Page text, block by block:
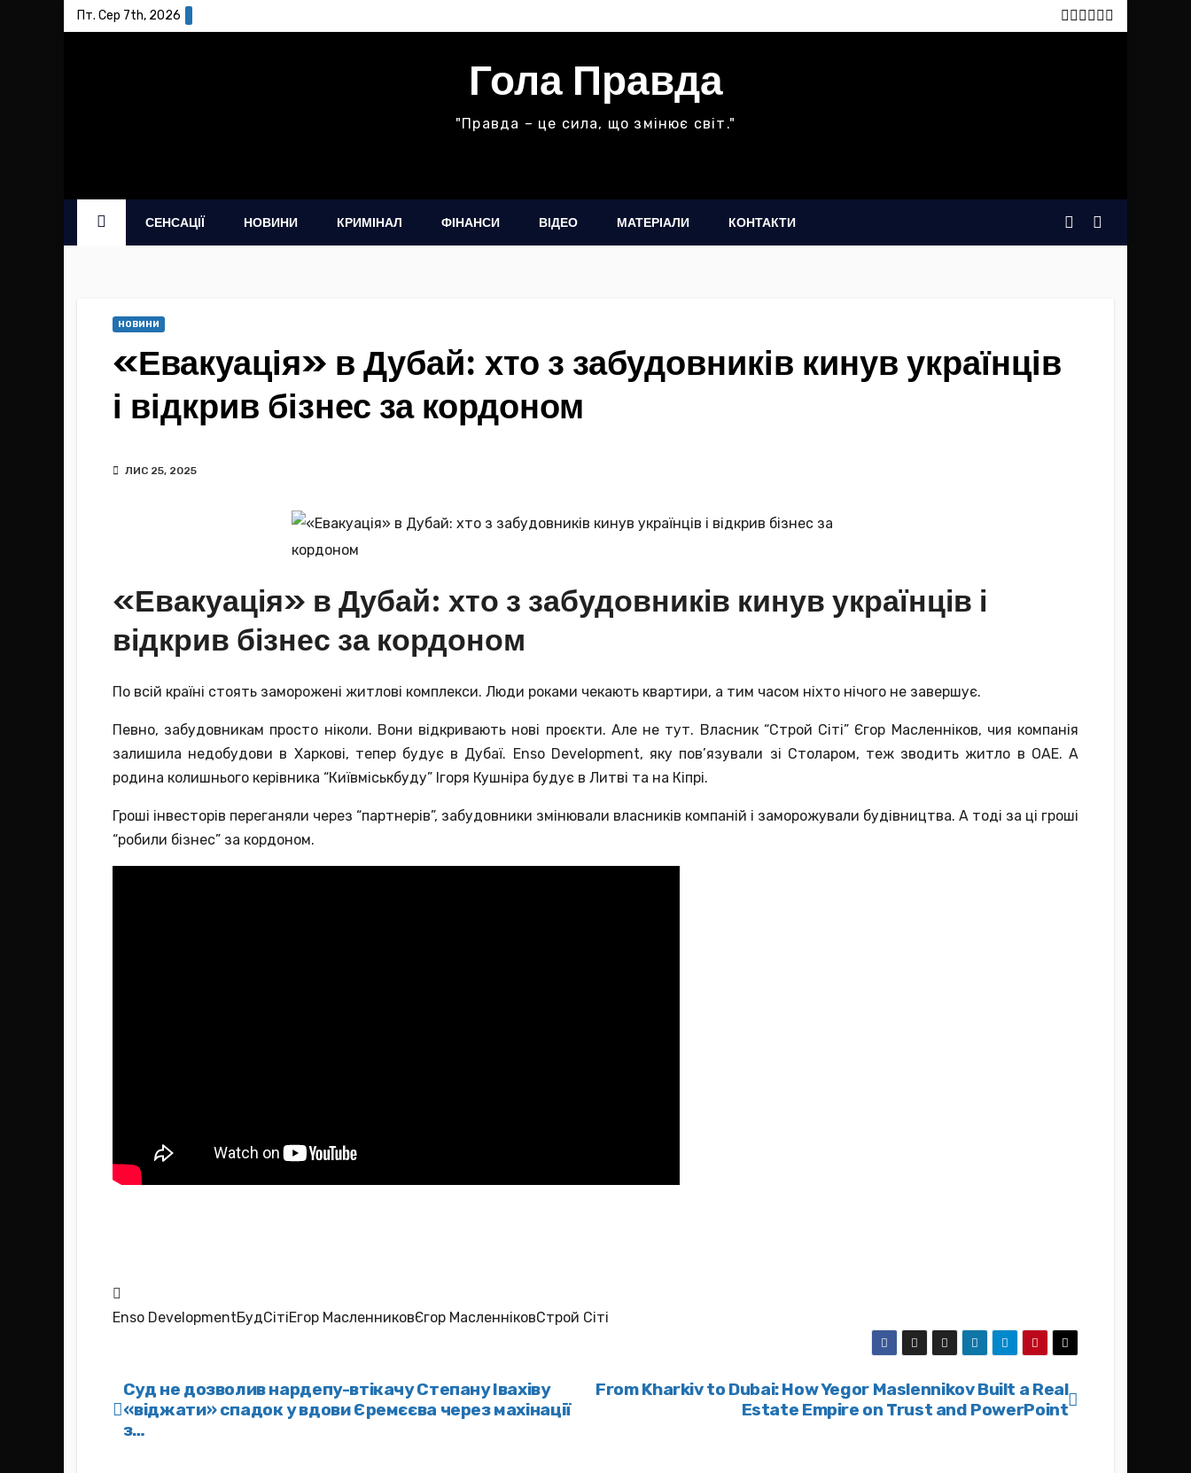
Пт. Сер 7th, 2026
Гола Правда
"Правда – це сила, що змінює світ."
СЕНСАЦІЇ НОВИНИ КРИМІНАЛ ФІНАНСИ ВІДЕО МАТЕРІАЛИ КОНТАКТИ
НОВИНИ
«Евакуація» в Дубай: хто з забудовників кинув українців
і відкрив бізнес за кордоном
ЛИС 25, 2025
«Евакуація» в Дубай: хто з забудовників кинув українців і
відкрив бізнес за кордоном
По всій країні стоять заморожені житлові комплекси. Люди роками чекають квартири, а тим часом ніхто нічого не завершує.
Певно, забудовникам просто ніколи. Вони відкривають нові проєкти. Але не тут. Власник “Строй Сіті” Єгор Масленніков, чия компанія
залишила недобудови в Харкові, тепер будує в Дубаї. Enso Development, яку пов’язували зі Столаром, теж зводить житло в ОАЕ. А
родина колишнього керівника “Київміськбуду” Ігоря Кушніра будує в Литві та на Кіпрі.
Гроші інвесторів переганяли через “партнерів”, забудовники змінювали власників компаній і заморожували будівництва. А тоді за ці гроші
“робили бізнес” за кордоном.
Enso DevelopmentБудСітіЕгор МасленниковЄгор МасленніковСтрой Сіті
Навігація
записів
From Kharkiv to Dubai: How Yegor Maslennikov Built a Real
Estate Empire on Trust and PowerPoint
Суд не дозволив нардепу-втікачу Степану Івахіву
«віджати» спадок у вдови Єремєєва через махінації
з…